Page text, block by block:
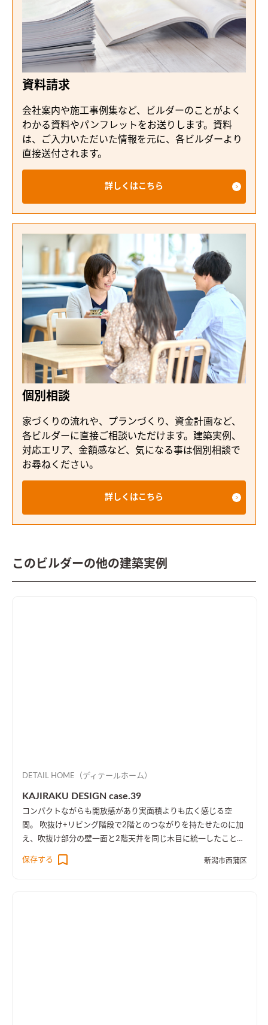
資料請求
会社案内や施工事例集など、ビルダーのことがよく
わかる資料やパンフレットをお送りします。資料
は、ご入力いただいた情報を元に、各ビルダーより
直接送付されます。
詳しくはこちら
個別相談
家づくりの流れや、プランづくり、資金計画など、
各ビルダーに直接ご相談いただけます。建築実例、
対応エリア、金額感など、気になる事は個別相談で
お尋ねください。
詳しくはこちら
このビルダーの他の建築実例
DETAIL HOME（ディテールホーム）
KAJIRAKU DESIGN case.39
コンパクトながらも開放感があり実面積よりも広く感じる空
間。 吹抜け+リビング階段で2階とのつながりを持たせたのに加
え、吹抜け部分の壁一面と2階天井を同じ木目に統一したことに
より、1階・2階の一体感を演出しました。 趣味のピアノ室は、
楽譜を整理する本棚を壁一面に設け、屋外への防音効果も担って
保存する 新潟市西蒲区